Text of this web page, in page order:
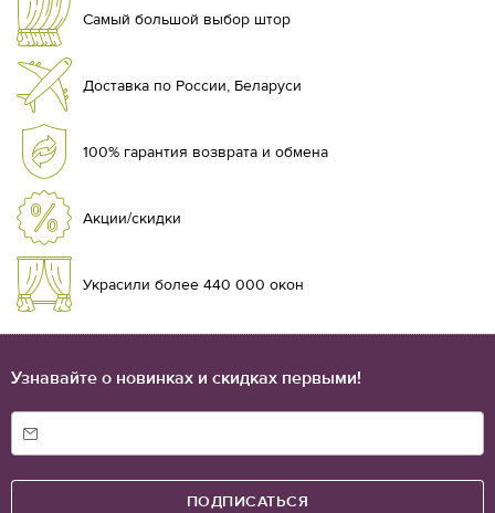
Самый большой выбор штор
Доставка по России, Беларуси
100% гарантия возврата и обмена
Акции/скидки
Украсили более 440 000 окон
Узнавайте о новинках и скидках первыми!
ПОДПИСАТЬСЯ